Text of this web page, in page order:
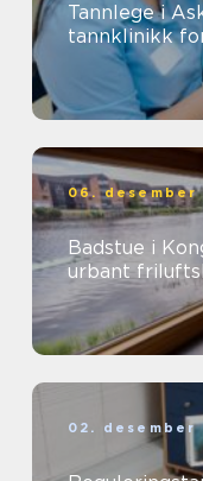
Tannlege i
tannklinikk
06. desember
Badstue i
urbant
02. desember